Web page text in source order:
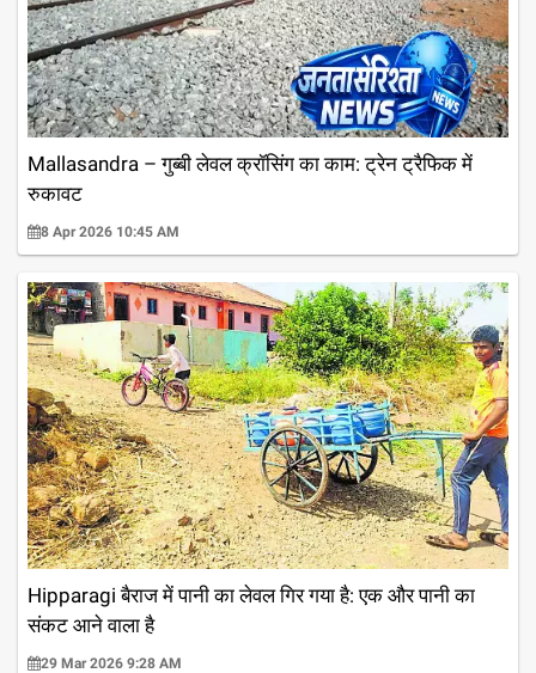
Mallasandra – गुब्बी लेवल क्रॉसिंग का काम: ट्रेन ट्रैफिक में
रुकावट
8 Apr 2026 10:45 AM
Hipparagi बैराज में पानी का लेवल गिर गया है: एक और पानी का
संकट आने वाला है
29 Mar 2026 9:28 AM